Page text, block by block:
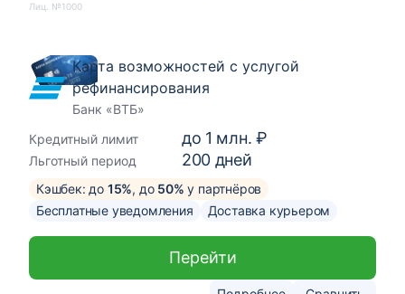
Лиц. №1000
Карта возможностей с услугой
рефинансирования
Банк «ВТБ»
Кредитный лимит
до 1 млн. ₽
Льготный период 200 дней
Кэшбек: до 15%, до 50% у партнёров
Бесплатные уведомления
Доставка курьером
Перейти